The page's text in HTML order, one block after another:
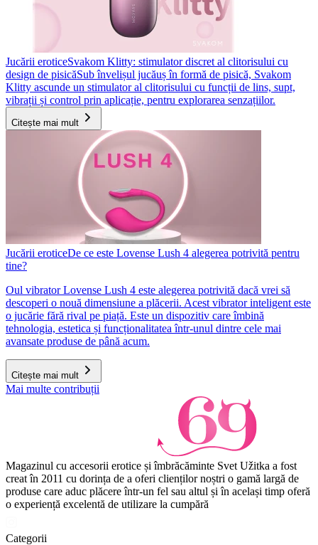
Jucării eroticeSvakom Klitty: stimulator discret al clitorisului cu
design de pisicăSub învelișul jucăuș în formă de pisică, Svakom
Klitty ascunde un stimulator al clitorisului cu funcții de lins, supt,
vibrații și control prin aplicație, pentru explorarea senzațiilor.
Citește mai mult
Jucării eroticeDe ce este Lovense Lush 4 alegerea potrivită pentru
tine?
Oul vibrator Lovense Lush 4 este alegerea potrivită dacă vrei să
descoperi o nouă dimensiune a plăcerii. Acest vibrator inteligent este
o jucărie fără rival pe piață. Este un dispozitiv care îmbină
tehnologia, estetica și funcționalitatea într-unul dintre cele mai
avansate produse de până acum.
Citește mai mult
Mai multe contribuții
Magazinul cu accesorii erotice și îmbrăcăminte Svet Užitka a fost
creat în 2011 cu dorința de a oferi clienților noștri o gamă largă de
produse care aduc plăcere într-un fel sau altul și în același timp oferă
o experiență excelentă de utilizare la cumpără
Categorii